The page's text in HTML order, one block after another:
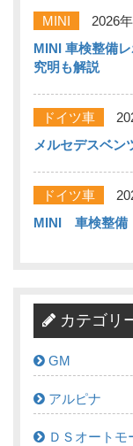
MINI
2026
MINI 車検整備
究明も解説
ドイツ車
メルセデスベ
ドイツ車
MINI 車検整備
カテゴリ
GM
アルピナ
ＤＳオートモ